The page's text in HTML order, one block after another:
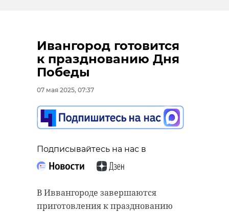
Ивангород готовится
к празднованию Дня
Победы
07 мая 2025, 07:37
Подписывайтесь на нас в
В Иввангороде завершаются
приготовления к празднованию